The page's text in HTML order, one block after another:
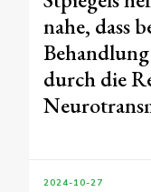
nahe, dass
durch die
2024-10-27